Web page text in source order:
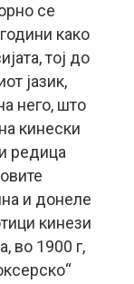
се
како
тој до
јазик,
него, што
кинески
редица
и донеле
кинези
во 1900 г,